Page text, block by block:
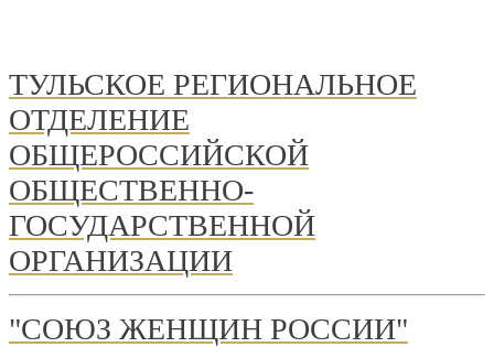
ТУЛЬСКОЕ РЕГИОНАЛЬНОЕ
ОТДЕЛЕНИЕ
ОБЩЕРОССИЙСКОЙ
ОБЩЕСТВЕННО-
ГОСУДАРСТВЕННОЙ
ОРГАНИЗАЦИИ
"СОЮЗ ЖЕНЩИН РОССИИ"